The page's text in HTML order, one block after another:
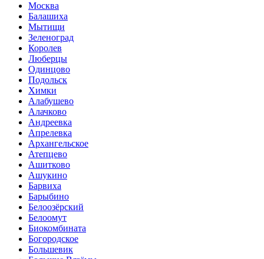
Москва
Балашиха
Мытищи
Зеленоград
Королев
Люберцы
Одинцово
Подольск
Химки
Алабушево
Алачково
Андреевка
Апрелевка
Архангельское
Атепцево
Ашитково
Ашукино
Барвиха
Барыбино
Белоозёрский
Белоомут
Биокомбината
Богородское
Большевик